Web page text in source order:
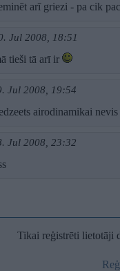
arī griezi - pa cik
Jul 2008, 18:51
tieši tā arī ir
Jul 2008, 19:54
airodinamikai
Jul 2008, 23:32
Tikai reģistrēti lietotāji